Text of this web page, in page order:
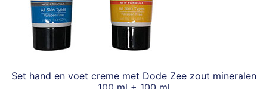
Set hand en voet creme met Dode Zee zout mineralen